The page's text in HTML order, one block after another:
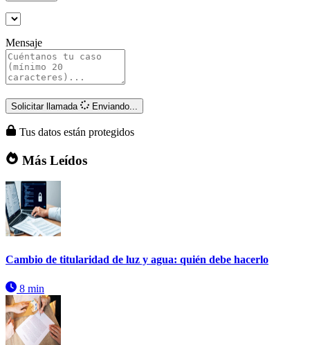
Mensaje
Solicitar llamada Enviando...
Tus datos están protegidos
Más Leídos
Cambio de titularidad de luz y agua: quién debe hacerlo
8 min